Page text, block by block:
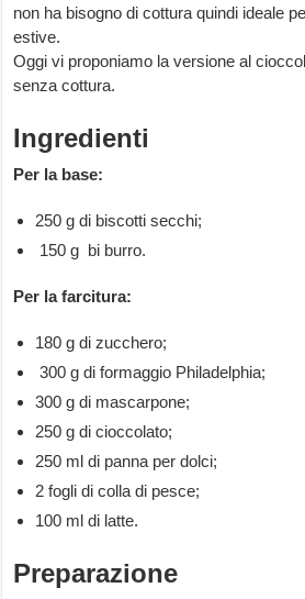
non ha bisogno di cottura quindi ideale
estive.
Oggi vi proponiamo la versione al
senza cottura.
Ingredienti
Per la base:
250 g di biscotti secchi;
150 g bi burro.
Per la farcitura:
180 g di zucchero;
300 g di formaggio Philadelphia;
300 g di mascarpone;
250 g di cioccolato;
250 ml di panna per dolci;
2 fogli di colla di pesce;
100 ml di latte.
Preparazione